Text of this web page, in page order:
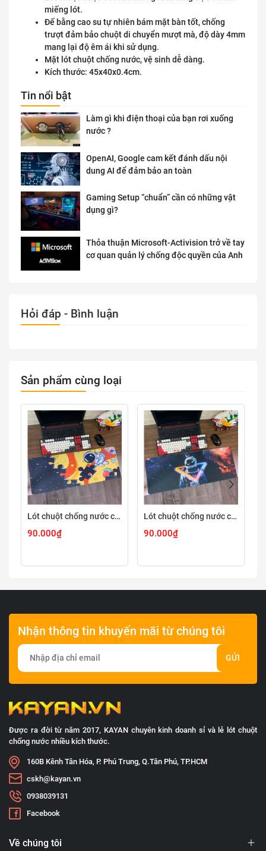
miếng lót.
Đế bằng cao su tự nhiên bám mặt bàn tốt, chống
trượt đảm bảo chuột di chuyển mượt mà, độ dày 4mm
mang lại độ êm ái khi sử dụng.
Mặt lót chuột chống nước, vệ sinh dễ dàng.
Kích thước: 45x40x0.4cm.
Tin nổi bật
Làm gì khi điện thoại của bạn rơi xuống
nước ?
OpenAI, Google cam kết đánh dấu nội
dung AI để đảm bảo an toàn
Gaming Setup “chuẩn” cần có những vật
dụng gì?
Thỏa thuận Microsoft-Activision trở về tay
cơ quan quản lý chống độc quyền của Anh
Hỏi đáp - Bình luận
Sản phẩm cùng loại
Lót chuột chống nước cỡ lớn 80x30cm dày 3mm ASTRO-03-80X30
90.000₫
Lót chuột chống nước cỡ lớn 80x30cm dày 3mm ASTRO-02-80X30
90.000₫
Nhận thông tin khuyến mãi từ chúng tôi
GỬI
Được ra đời từ năm 2017, KAYAN chuyên kinh doanh sỉ và lẻ lót chuột
chống nước nhiều kích thước.
160B Kênh Tân Hóa, P. Phú Trung, Q.Tân Phú, TP.HCM
cskh@kayan.vn
0938039131
Facebook
Về chúng tôi